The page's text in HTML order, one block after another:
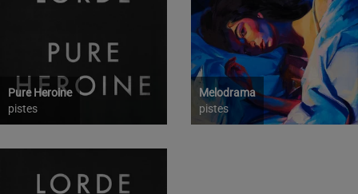
Pure Heroine
pistes
Melodrama
pistes